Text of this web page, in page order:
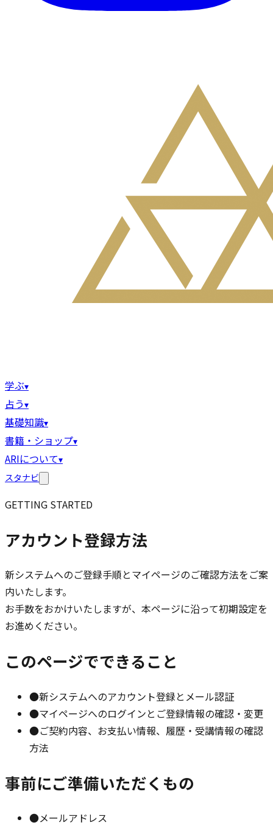
学ぶ▾
占う▾
基礎知識▾
書籍・ショップ▾
ARIについて▾
スタナビ
GETTING STARTED
アカウント登録方法
新システムへのご登録手順とマイページのご確認方法をご案
内いたします。
お手数をおかけいたしますが、本ページに沿って初期設定を
お進めください。
このページでできること
●新システムへのアカウント登録とメール認証
●マイページへのログインとご登録情報の確認・変更
●ご契約内容、お支払い情報、履歴・受講情報の確認
方法
事前にご準備いただくもの
●メールアドレス